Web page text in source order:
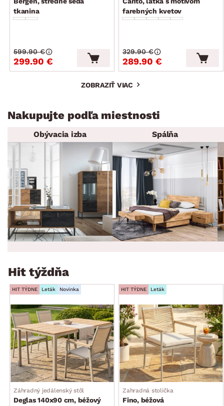
tkanina
299.90 €
599.90 €
farebných kvetov
289.90 €
329.90 €
ZOBRAZIŤ VIAC
Nakupujte podľa miestnosti
Obývacia izba Spálňa
Hit týždňa
HIT TÝDNE Leták Novinka
Záhradný jedálenský stôl
Deglas 140x90 cm, béžový
HIT TÝDNE Leták
Zahradná stolička
Fino, béžová